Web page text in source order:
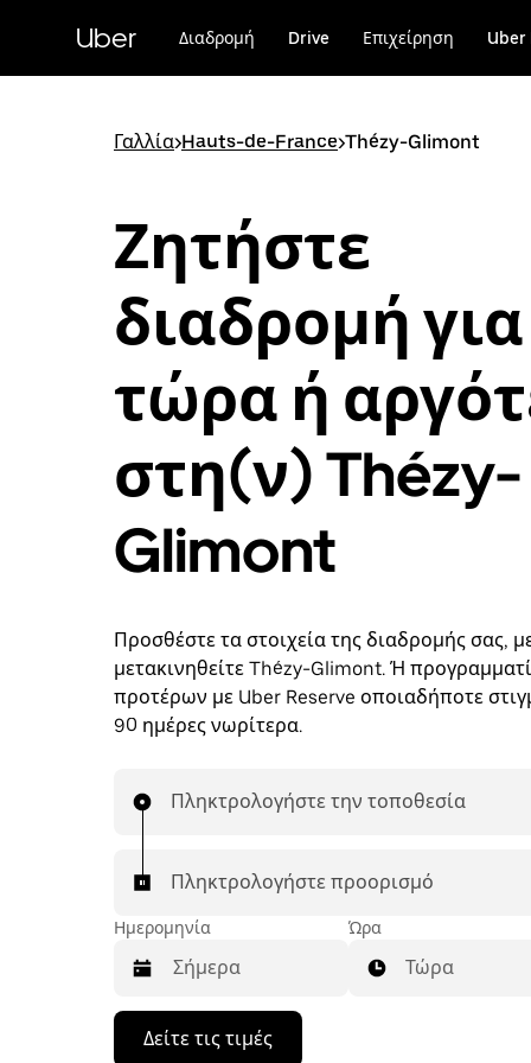
περιεχόμενο
Uber Διαδρομή Drive Επιχείρηση Uber
Γαλλία>Hauts-de-France>Thézy-Glimont
Ζητήστε
διαδρομή για
τώρα ή
στη(ν) Thézy-
Glimont
Προσθέστε τα στοιχεία της διαδρομής σας,
μετακινηθείτε Thézy-Glimont. Ή
προτέρων με Uber Reserve οποιαδήποτε
90 ημέρες νωρίτερα.
Πληκτρολογήστε την τοποθεσία
Πληκτρολογήστε προορισμό
Ημερομηνία
Πατήστε
Ώρα
Τώρα
Δείτε τις τιμές